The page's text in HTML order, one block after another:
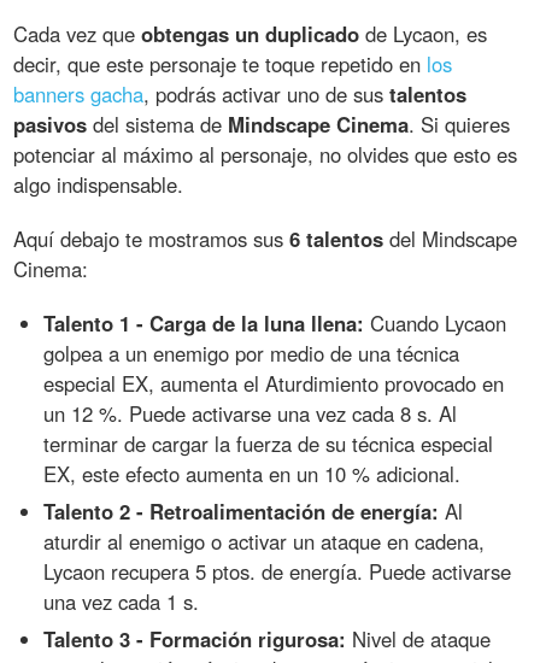
Cada vez queobtengas un duplicado de Lycaon, es
decir, que este personaje te toque repetido en los
banners gacha, podrás activar uno de sustalentos
pasivos del sistema de Mindscape Cinema. Si quieres
potenciar al máximo al personaje, no olvides que esto es
algo indispensable.
Aquí debajo te mostramos sus6 talentos del Mindscape
Cinema:
Talento 1 - Carga de la luna llena: Cuando Lycaon
golpea a un enemigo por medio de una técnica
especial EX, aumenta el Aturdimiento provocado en
un 12 %. Puede activarse una vez cada 8 s. Al
terminar de cargar la fuerza de su técnica especial
EX, este efecto aumenta en un 10 % adicional.
Talento 2 - Retroalimentación de energía: Al
aturdir al enemigo o activar un ataque en cadena,
Lycaon recupera 5 ptos. de energía. Puede activarse
una vez cada 1 s.
Talento 3 - Formación rigurosa: Nivel de ataque